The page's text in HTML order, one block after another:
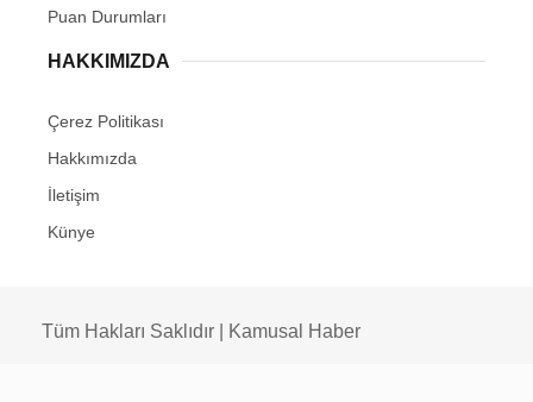
Puan Durumları
HAKKIMIZDA
Çerez Politikası
Hakkımızda
İletişim
Künye
Tüm Hakları Saklıdır | Kamusal Haber